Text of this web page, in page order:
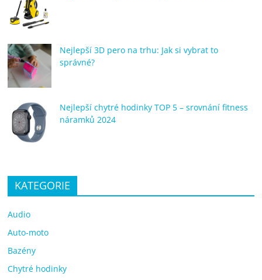
Nejlepší 3D pero na trhu: Jak si vybrat to
správné?
Nejlepší chytré hodinky TOP 5 – srovnání fitness
náramků 2024
KATEGORIE
Audio
Auto-moto
Bazény
Chytré hodinky